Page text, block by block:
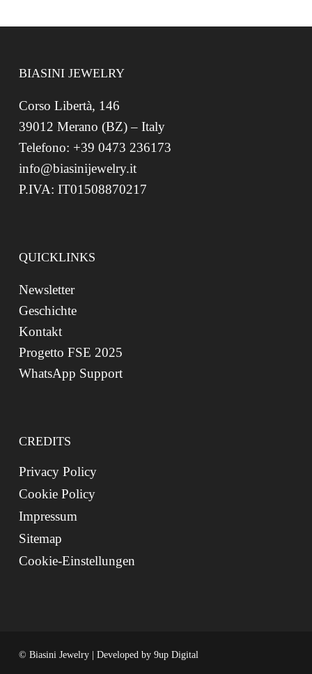
BIASINI JEWELRY
Corso Libertà, 146
39012 Merano (BZ) – Italy
Telefono: +39 0473 236173
info@biasinijewelry.it
P.IVA: IT01508870217
QUICKLINKS
Newsletter
Geschichte
Kontakt
Progetto FSE 2025
WhatsApp Support
CREDITS
Privacy Policy
Cookie Policy
Impressum
Sitemap
Cookie-Einstellungen
© Biasini Jewelry | Developed by 9up Digital